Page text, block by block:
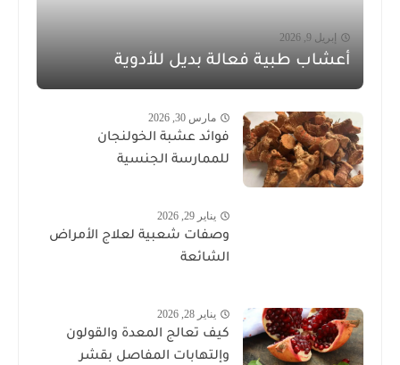
إبريل 9, 2026
أعشاب طبية فعالة بديل للأدوية
مارس 30, 2026
فوائد عشبة الخولنجان
للممارسة الجنسية
يناير 29, 2026
وصفات شعبية لعلاج الأمراض
الشائعة
يناير 28, 2026
كيف تعالج المعدة والقولون
وإلتهابات المفاصل بقشر